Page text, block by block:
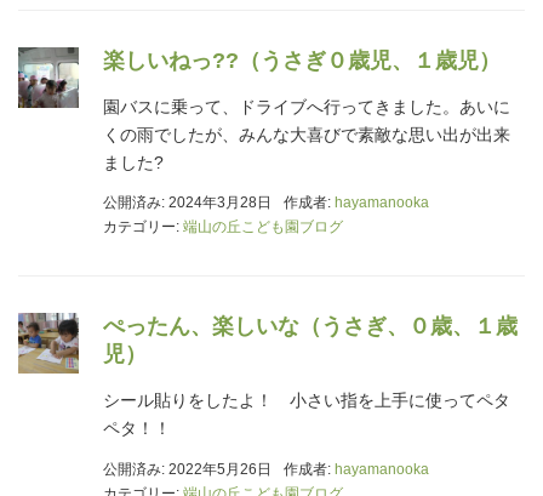
楽しいねっ??（うさぎ０歳児、１歳児）
園バスに乗って、ドライブへ行ってきました。あいに
くの雨でしたが、みんな大喜びで素敵な思い出が出来
ました?
公開済み: 2024年3月28日 作成者: hayamanooka
カテゴリー: 端山の丘こども園ブログ
ぺったん、楽しいな（うさぎ、０歳、１歳
児）
シール貼りをしたよ！ 小さい指を上手に使ってペタ
ペタ！！
公開済み: 2022年5月26日 作成者: hayamanooka